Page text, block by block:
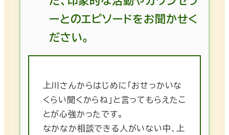
ーとのエピソードをお聞かせく
ださい。
上川さんからはじめに「おせっかいな
くらい聞くからね」と言ってもらえたこ
とが心強かったです。
なかなか相談できる人がいない中、上